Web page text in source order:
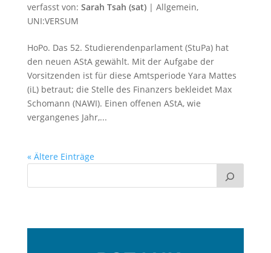
verfasst von: Sarah Tsah (sat)| Allgemein,
UNI:VERSUM
HoPo. Das 52. Studierendenparlament (StuPa) hat
den neuen AStA gewählt. Mit der Aufgabe der
Vorsitzenden ist für diese Amtsperiode Yara Mattes
(iL) betraut; die Stelle des Finanzers bekleidet Max
Schomann (NAWI). Einen offenen AStA, wie
vergangenes Jahr,...
« Ältere Einträge